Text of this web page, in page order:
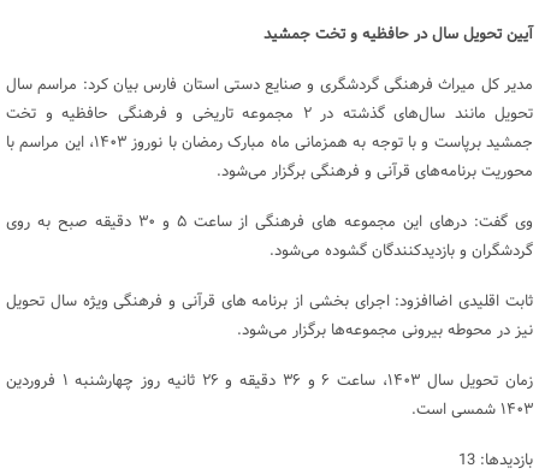
آیین تحویل سال در حافظیه و تخت جمشید
مدیر کل میراث فرهنگی گردشگری و صنایع‌ دستی استان فارس بیان کرد: مراسم سال
تحویل مانند سال‌های گذشته در ۲ مجموعه تاریخی و فرهنگی حافظیه و تخت
جمشید برپاست و با توجه به همزمانی ماه مبارک رمضان با نوروز ۱۴۰۳، این مراسم با
محوریت برنامه‌های قرآنی و فرهنگی برگزار می‌شود.
وی گفت: درهای این مجموعه های فرهنگی از ساعت ۵ و ۳۰ دقیقه صبح به روی
گردشگران و بازدیدکنندگان گشوده می‌شود.
ثابت اقلیدی اضاافزود: اجرای بخشی از برنامه های قرآنی و فرهنگی ویژه سال تحویل
نیز در محوطه بیرونی مجموعه‌ها برگزار می‌شود.
زمان تحویل سال ۱۴۰۳، ساعت ۶ و ۳۶ دقیقه و ۲۶ ثانیه روز چهارشنبه ۱ فروردین
۱۴۰۳ شمسی است.
بازدیدها: 13